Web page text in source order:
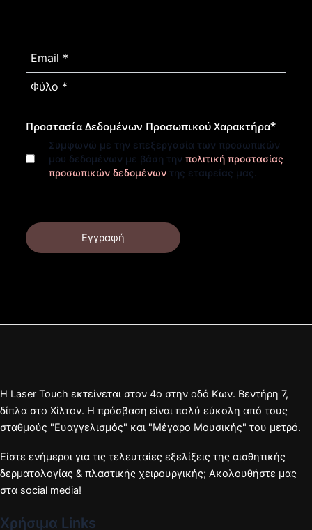
Προστασία Δεδομένων Προσωπικού Χαρακτήρα*
Συμφωνώ με την επεξεργασία των προσωπικών
μου δεδομένων με βάση την πολιτική προστασίας
προσωπικών δεδομένων της εταιρείας μας.
Εγγραφή
Η Laser Touch εκτείνεται στον 4ο στην οδό Κων. Βεντήρη 7,
δίπλα στο Χίλτον. Η πρόσβαση είναι πολύ εύκολη από τους
σταθμούς "Ευαγγελισμός" και "Μέγαρο Μουσικής" του μετρό.
Είστε ενήμεροι για τις τελευταίες εξελίξεις της αισθητικής
δερματολογίας & πλαστικής χειρουργικής; Ακολουθήστε μας
στα social media!
Χρήσιμα Links